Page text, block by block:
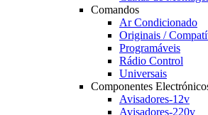
Comandos
Ar Condicionado
Originais /
Programáveis
Rádio Control
Universais
Componentes
Avisadores-12v
Avisadores-220v